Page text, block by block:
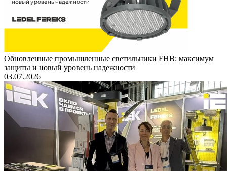
Обновленные промышленные светильники FHB: максимум
защиты и новый уровень надежности
03.07.2026